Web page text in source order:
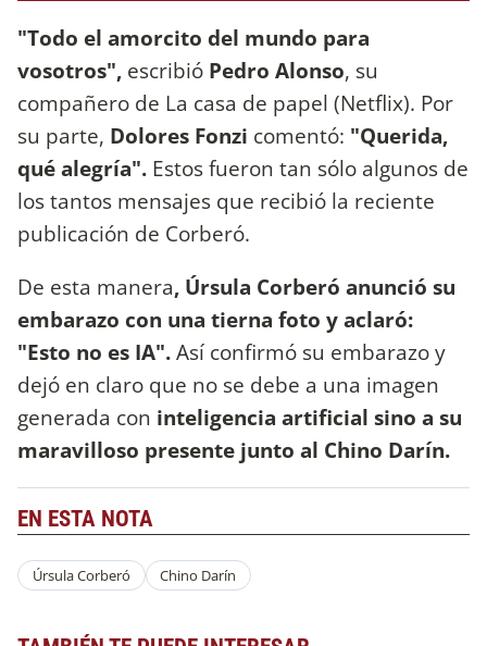
"Todo el amorcito del mundo para
vosotros", escribió Pedro Alonso, su
compañero de La casa de papel (Netflix). Por
su parte, Dolores Fonzi comentó: "Querida,
qué alegría". Estos fueron tan sólo algunos de
los tantos mensajes que recibió la reciente
publicación de Corberó.
De esta manera, Úrsula Corberó anunció su
embarazo con una tierna foto y aclaró:
"Esto no es IA".Así confirmó su embarazo y
dejó en claro que no se debe a una imagen
generada con inteligencia artificial sino a su
maravilloso presente junto al Chino Darín.
EN ESTA NOTA
Úrsula Corberó Chino Darín